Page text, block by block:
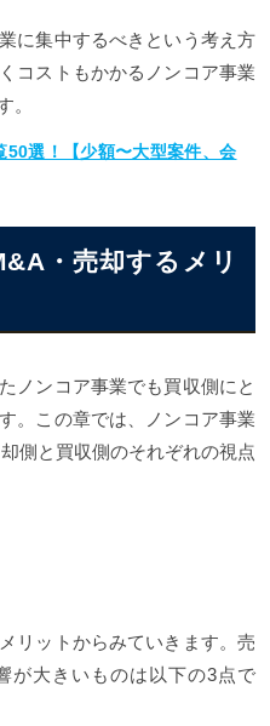
に集中するべきという考え方
コストもかかるノンコア事業
。
50選！【少額〜大型案件、会
・売却するメリ
ノンコア事業でも買収側にと
。この章では、ノンコア事業
側と買収側のそれぞれの視点
リットからみていきます。売
が大きいものは以下の3点で